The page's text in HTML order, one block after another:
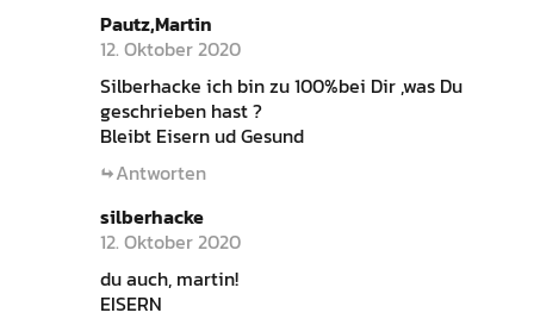
Pautz,Martin
12. Oktober 2020
Silberhacke ich bin zu 100%bei Dir ,was Du
geschrieben hast ?
Bleibt Eisern ud Gesund
Antworten
silberhacke
12. Oktober 2020
du auch, martin!
EISERN